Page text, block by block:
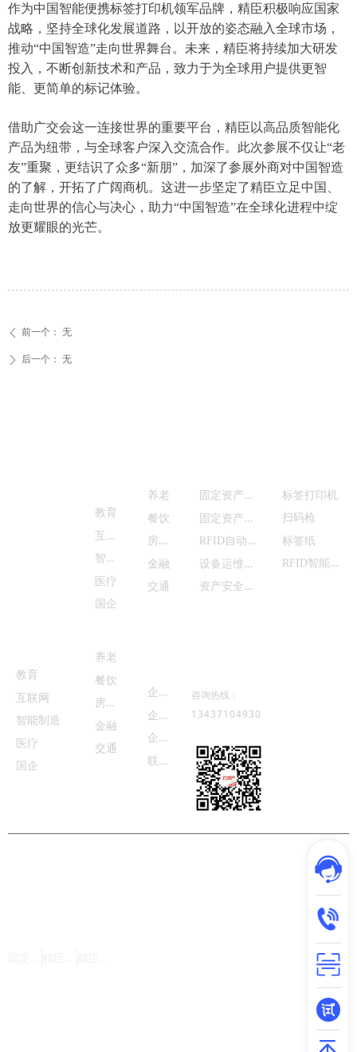
作为中国智能便携标签打印机领军品牌，精臣积极响应国家
战略，坚持全球化发展道路，以开放的姿态融入全球市场，
推动“中国智造”走向世界舞台。未来，精臣将持续加大研发
投入，不断创新技术和产品，致力于为全球用户提供更智
能、更简单的标记体验。
借助广交会这一连接世界的重要平台，精臣以高品质智能化
产品为纽带，与全球客户深入交流合作。此次参展不仅让“老
友”重聚，更结识了众多“新朋”，加深了参展外商对中国智造
的了解，开拓了广阔商机。这进一步坚定了精臣立足中国、
走向世界的信心与决心，助力“中国智造”在全球化进程中绽
放更耀眼的光芒。
ꄴ 前一个： 无
ꄲ 后一个： 无
企
业概况
企
业荣誉
企
业动态
联
系我们
教育
互
联网
智
能制造
医疗
国企
养老
餐饮
房
地产
金融
交通
固
定资产管理
固
定资产清查
R
FID自动盘点
设
备运维管理
资
产安全监控
标签打印机
扫码枪
标签纸
R
FID智能设备
教育
互联网
智能制造
医疗
国企
养老
餐饮
房
地产
金融
交通
咨询热线：
13437104930
版权所有©武汉精臣智慧标识科技有限公司 |